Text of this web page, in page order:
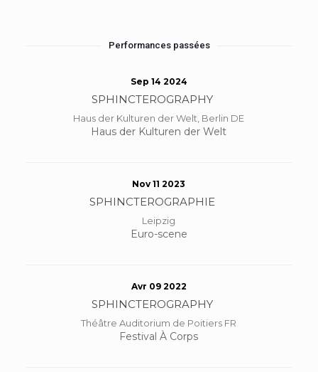
Performances passées
Sep 14 2024
SPHINCTEROGRAPHY
Haus der Kulturen der Welt, Berlin DE
Haus der Kulturen der Welt
Nov 11 2023
SPHINCTEROGRAPHIE
Leipzig
Euro-scene
Avr 09 2022
SPHINCTEROGRAPHY
Théâtre Auditorium de Poitiers FR
Festival À Corps